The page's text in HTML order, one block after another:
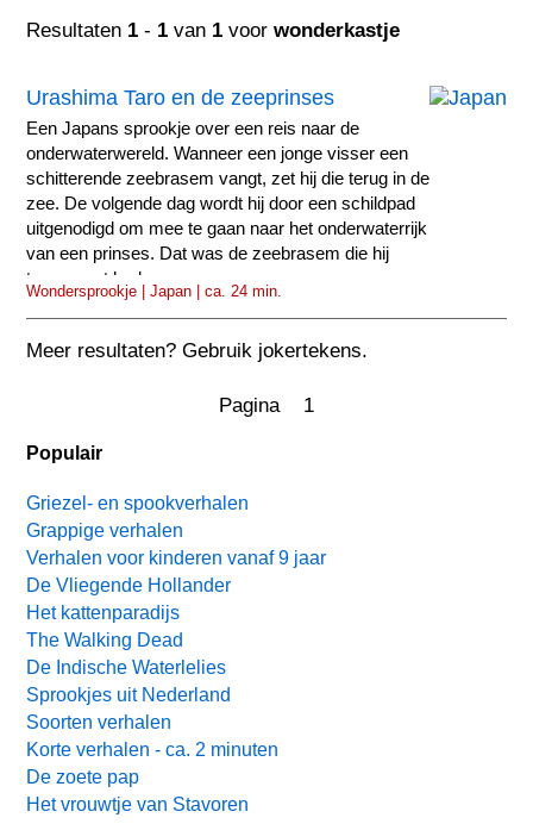
Resultaten 1 - 1 van 1 voorwonderkastje
Urashima Taro en de zeeprinses
Een Japans sprookje over een reis naar de
onderwaterwereld. Wanneer een jonge visser een
schitterende zeebrasem vangt, zet hij die terug in de
zee. De volgende dag wordt hij door een schildpad
uitgenodigd om mee te gaan naar het onderwaterrijk
van een prinses. Dat was de zeebrasem die hij
teruggezet had.
Wondersprookje | Japan | ca. 24 min.
Meer resultaten? Gebruik jokertekens.
Pagina 1
Populair
Griezel- en spookverhalen
Grappige verhalen
Verhalen voor kinderen vanaf 9 jaar
De Vliegende Hollander
Het kattenparadijs
The Walking Dead
De Indische Waterlelies
Sprookjes uit Nederland
Soorten verhalen
Korte verhalen - ca. 2 minuten
De zoete pap
Het vrouwtje van Stavoren